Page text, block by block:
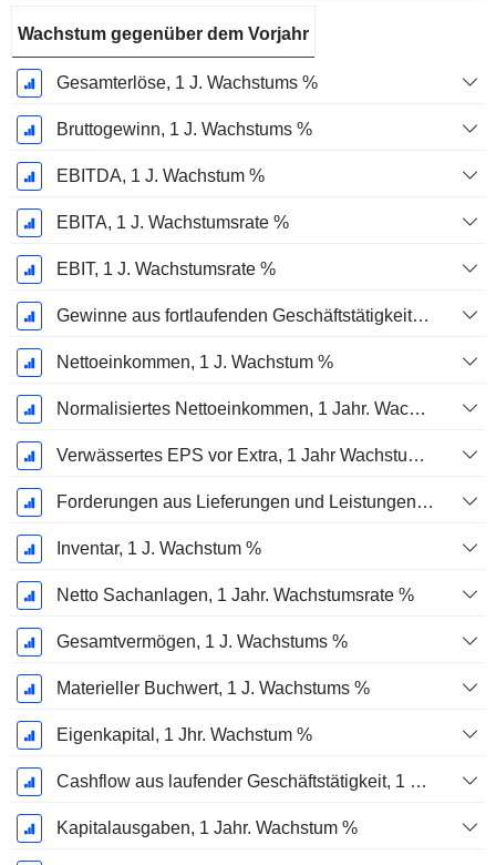
Wachstum gegenüber dem Vorjahr
Gesamterlöse, 1 J. Wachstums %
Bruttogewinn, 1 J. Wachstums %
EBITDA, 1 J. Wachstum %
EBITA, 1 J. Wachstumsrate %
EBIT, 1 J. Wachstumsrate %
Gewinne aus fortlaufenden Geschäftstätigkeiten, 1 Jahr Wachstumsrate %
Nettoeinkommen, 1 J. Wachstum %
Normalisiertes Nettoeinkommen, 1 Jahr. Wachstums %
Verwässertes EPS vor Extra, 1 Jahr Wachstumsrate %
Forderungen aus Lieferungen und Leistungen, 1 Jahr Wachstum %
Inventar, 1 J. Wachstum %
Netto Sachanlagen, 1 Jahr. Wachstumsrate %
Gesamtvermögen, 1 J. Wachstums %
Materieller Buchwert, 1 J. Wachstums %
Eigenkapital, 1 Jhr. Wachstum %
Cashflow aus laufender Geschäftstätigkeit, 1 Jähriges Wachstum in %
Kapitalausgaben, 1 Jahr. Wachstum %